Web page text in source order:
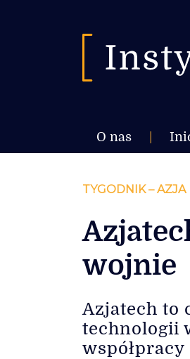
O nas
TYGODNIK – AZJA
wojnie
Azjatech to
technologii